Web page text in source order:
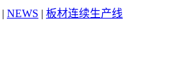
| NEWS | 板材连续生产线